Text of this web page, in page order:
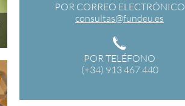
POR CORREO ELECTRÓNICO
consultas@fundeu.es
POR TELÉFONO
(+34) 913 467 440